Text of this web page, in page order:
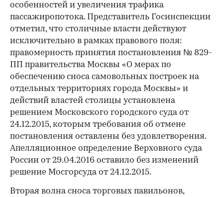
особенностей и увеличения трафика
пассажиропотока. Представитель Госинспекции
отметил, что столичные власти действуют
исключительно в рамках правового поля:
правомерность принятия постановления № 829-
ПП правительства Москвы «О мерах по
обеспечению сноса самовольных построек на
отдельных территориях города Москвы» и
действий властей столицы установлена
решением Московского городского суда от
24.12.2015, которым требования об отмене
постановления оставлены без удовлетворения.
Апелляционное определение Верховного суда
России от 29.04.2016 оставило без изменений
решение Мосгорсуда от 24.12.2015.
Вторая волна сноса торговых павильонов,